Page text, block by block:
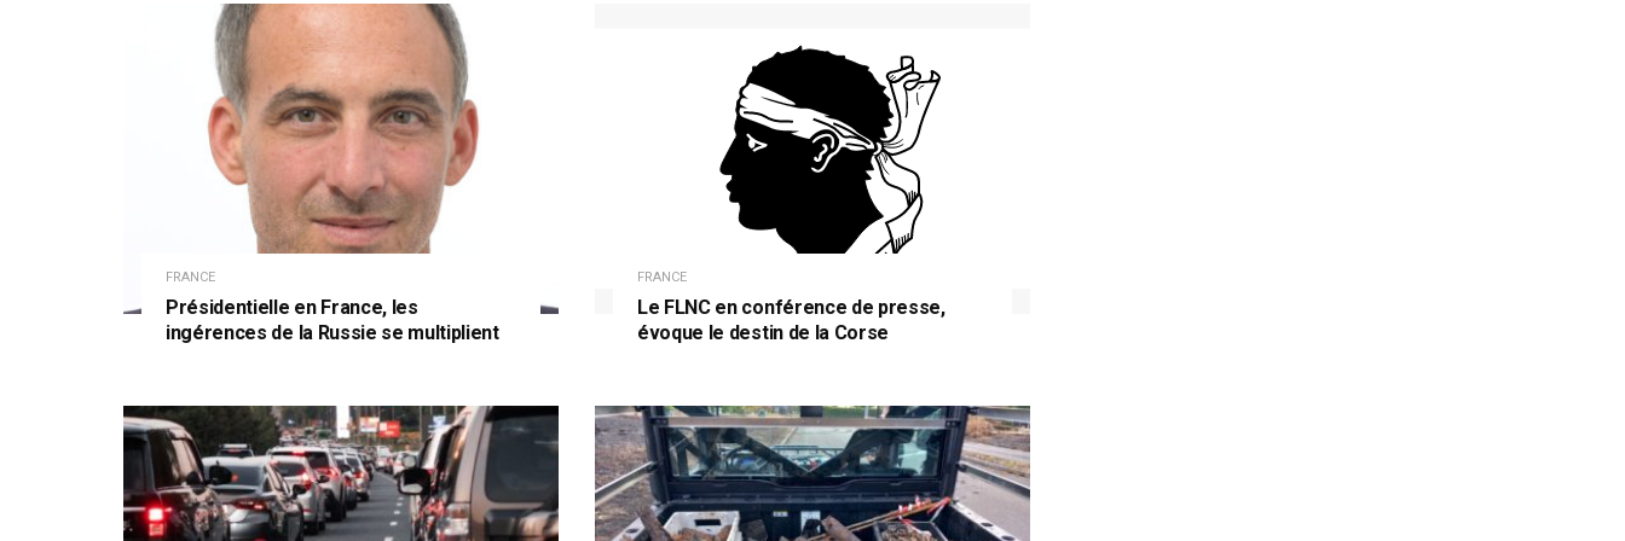
FRANCE
Présidentielle en France, les
ingérences de la Russie se multiplient
FRANCE
Le FLNC en conférence de presse,
évoque le destin de la Corse